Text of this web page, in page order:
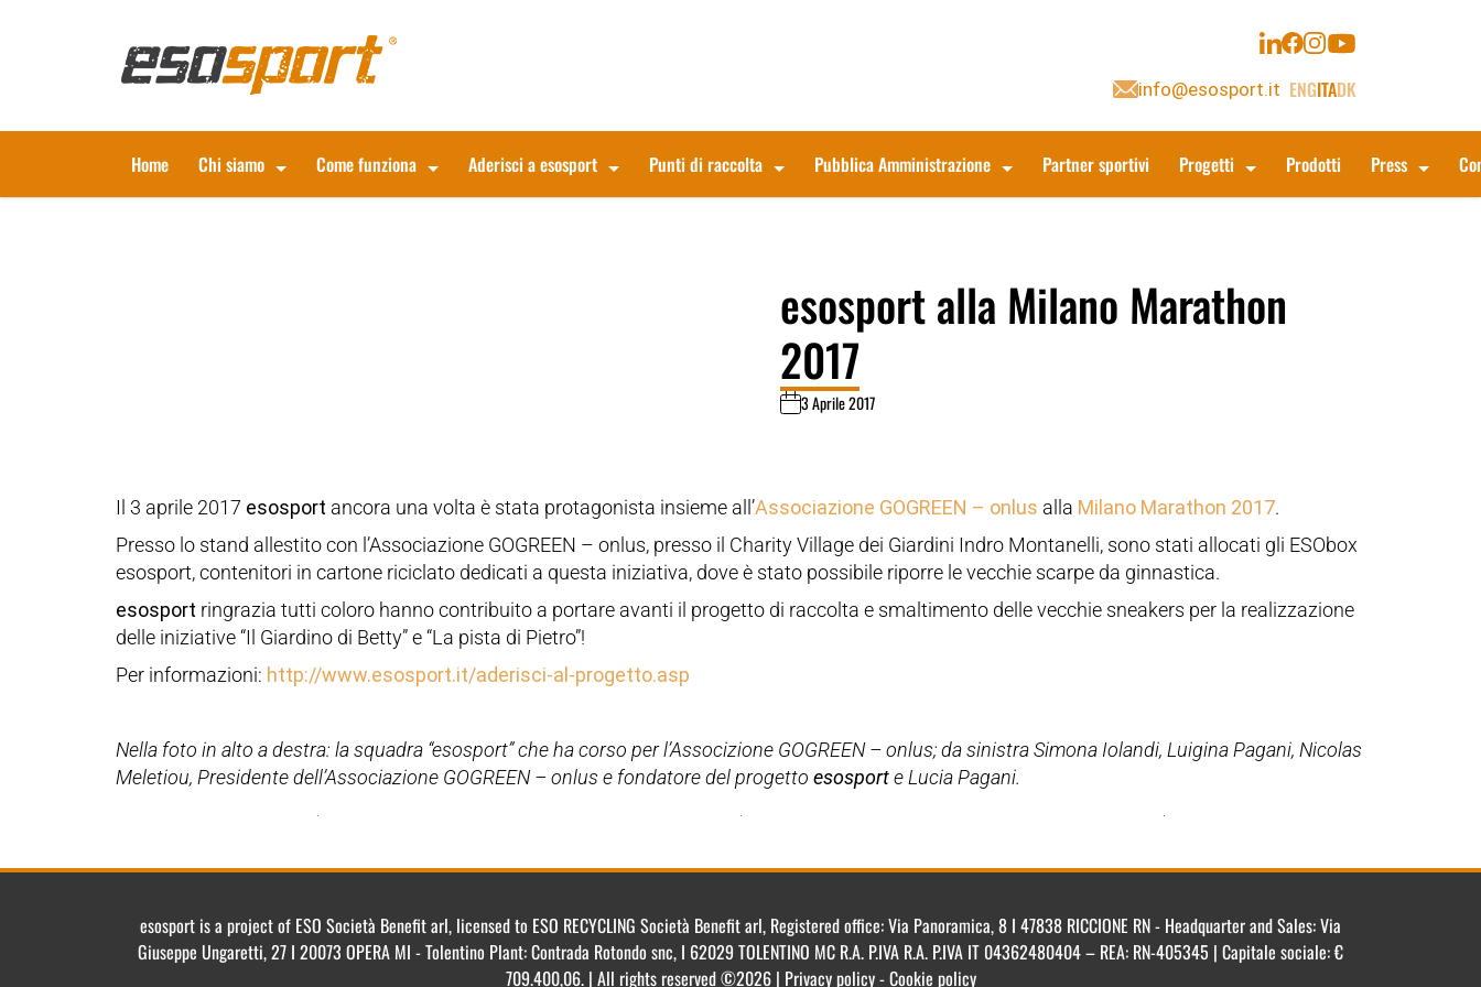
info@esosport.it ENGITADK
Home Chi siamo Come funziona Aderisci a esosport Punti di raccolta Pubblica Amministrazione Partner sportivi Progetti Prodotti Press
esosport alla Milano Marathon
2017
3 Aprile 2017
Il 3 aprile 2017 esosport ancora una volta è stata protagonista insieme all’Associazione GOGREEN – onlus alla Milano Marathon 2017.
Presso lo stand allestito con l’Associazione GOGREEN – onlus, presso il Charity Village dei Giardini Indro Montanelli, sono stati allocati gli ESObox
esosport, contenitori in cartone riciclato dedicati a questa iniziativa, dove è stato possibile riporre le vecchie scarpe da ginnastica.
esosport ringrazia tutti coloro hanno contribuito a portare avanti il progetto di raccolta e smaltimento delle vecchie sneakers per la realizzazione
delle iniziative “Il Giardino di Betty” e “La pista di Pietro”!
Per informazioni: http://www.esosport.it/aderisci-al-progetto.asp
Nella foto in alto a destra: la squadra “esosport” che ha corso per l’Associzione GOGREEN – onlus; da sinistra Simona Iolandi, Luigina Pagani, Nicolas
Meletiou, Presidente dell’Associazione GOGREEN – onlus e fondatore del progetto esosporte Lucia Pagani.
esosport is a project of ESO Società Benefit arl, licensed to ESO RECYCLING Società Benefit arl, Registered office: Via Panoramica, 8 I 47838 RICCIONE RN - Headquarter and Sales: Via
Giuseppe Ungaretti, 27 I 20073 OPERA MI - Tolentino Plant: Contrada Rotondo snc, I 62029 TOLENTINO MC R.A. P.IVA R.A. P.IVA IT 04362480404 – REA: RN-405345 | Capitale sociale: €
709.400,06. | All rights reserved ©2026 | Privacy policy - Cookie policy